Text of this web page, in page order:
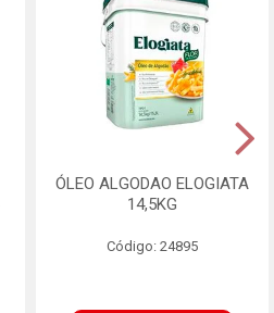
ÓLEO ALGODAO ELOGIATA
14,5KG
Código: 24895